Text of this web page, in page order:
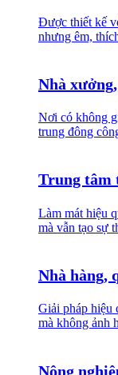
Được thiết kế
nhưng êm,
Nhà
Nơi có không
trung đông
Trung tâm
Làm mát hiệu
mà vẫn tạo sự
Nhà hàng,
Giải pháp hiệu
mà không ảnh
Nông